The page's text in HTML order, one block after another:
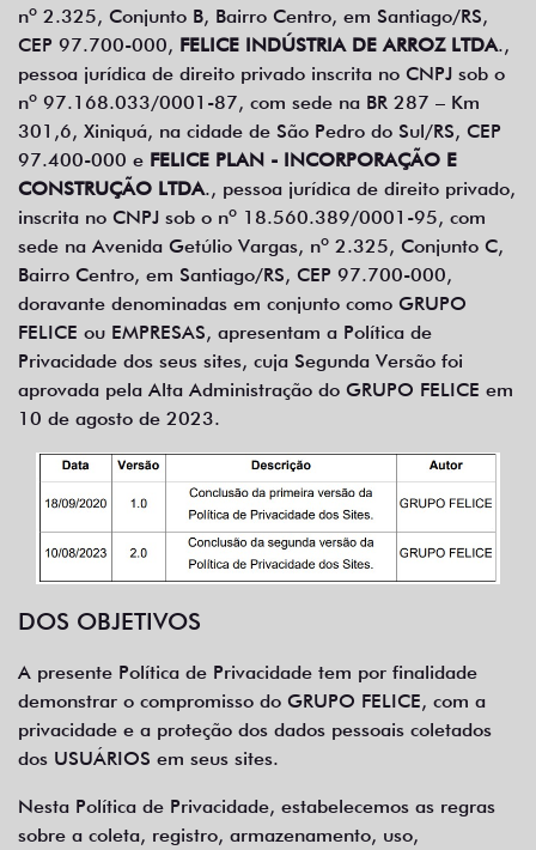
nº 2.325, Conjunto B, Bairro Centro, em Santiago/RS,
CEP 97.700-000, FELICE INDÚSTRIA DE ARROZ LTDA.,
pessoa jurídica de direito privado inscrita no CNPJ sob o
nº 97.168.033/0001-87, com sede na BR 287 – Km
301,6, Xiniquá, na cidade de São Pedro do Sul/RS, CEP
97.400-000 e FELICE PLAN - INCORPORAÇÃO E
CONSTRUÇÃO LTDA., pessoa jurídica de direito privado,
inscrita no CNPJ sob o nº 18.560.389/0001-95, com
sede na Avenida Getúlio Vargas, nº 2.325, Conjunto C,
Bairro Centro, em Santiago/RS, CEP 97.700-000,
doravante denominadas em conjunto como GRUPO
FELICE ou EMPRESAS, apresentam a Política de
Privacidade dos seus sites, cuja Segunda Versão foi
aprovada pela Alta Administração do GRUPO FELICE em
10 de agosto de 2023.
DOS OBJETIVOS
A presente Política de Privacidade tem por finalidade
demonstrar o compromisso do GRUPO FELICE, com a
privacidade e a proteção dos dados pessoais coletados
dos USUÁRIOS em seus sites.
Nesta Política de Privacidade, estabelecemos as regras
sobre a coleta, registro, armazenamento, uso,